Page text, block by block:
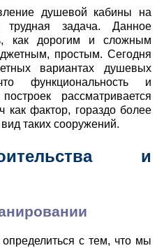
душевой кабины на
задача. Данное
как дорогим и сложным
простым. Сегодня
вариантах душевых
функциональность и
рассматривается
как фактор, гораздо более
таких сооружений.
и
с тем, что мы